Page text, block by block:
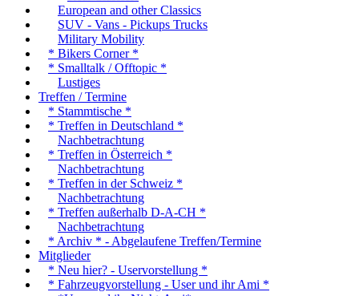
European and other Classics
SUV - Vans - Pickups Trucks
Military Mobility
* Bikers Corner *
* Smalltalk / Offtopic *
Lustiges
Treffen / Termine
* Stammtische *
* Treffen in Deutschland *
Nachbetrachtung
* Treffen in Österreich *
Nachbetrachtung
* Treffen in der Schweiz *
Nachbetrachtung
* Treffen außerhalb D-A-CH *
Nachbetrachtung
* Archiv * - Abgelaufene Treffen/Termine
Mitglieder
* Neu hier? - Uservorstellung *
* Fahrzeugvorstellung - User und ihr Ami *